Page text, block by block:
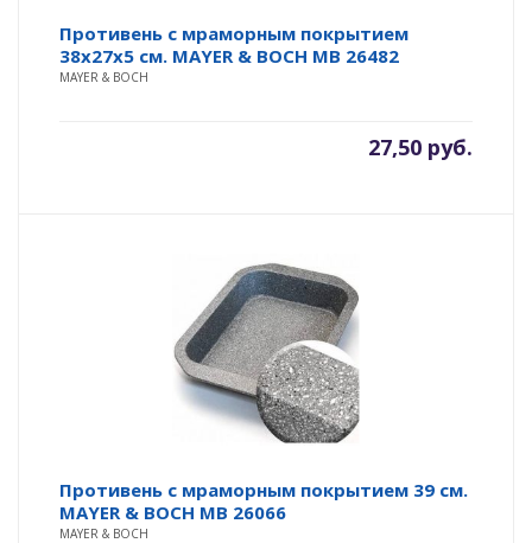
Противень с мраморным покрытием
38х27х5 см. MAYER & BOCH MB 26482
MAYER & BOCH
27,50 руб.
Противень с мраморным покрытием 39 см.
MAYER & BOCH MB 26066
MAYER & BOCH